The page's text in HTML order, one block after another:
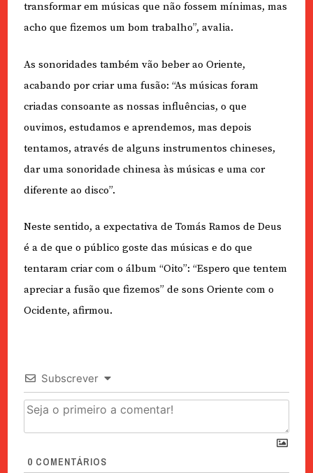
transformar em músicas que não fossem mínimas, mas
acho que fizemos um bom trabalho”, avalia.
As sonoridades também vão beber ao Oriente,
acabando por criar uma fusão: “As músicas foram
criadas consoante as nossas influências, o que
ouvimos, estudamos e aprendemos, mas depois
tentamos, através de alguns instrumentos chineses,
dar uma sonoridade chinesa às músicas e uma cor
diferente ao disco”.
Neste sentido, a expectativa de Tomás Ramos de Deus
é a de que o público goste das músicas e do que
tentaram criar com o álbum “Oito”: “Espero que tentem
apreciar a fusão que fizemos” de sons Oriente com o
Ocidente, afirmou.
Subscrever
0 COMENTÁRIOS